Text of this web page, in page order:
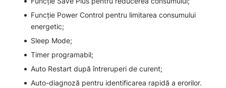
Funcție Power Control pentru limitarea consumului
energetic;
Sleep Mode;
Timer programabil;
Auto Restart după întreruperi de curent;
Auto-diagnoză pentru identificarea rapidă a erorilor.